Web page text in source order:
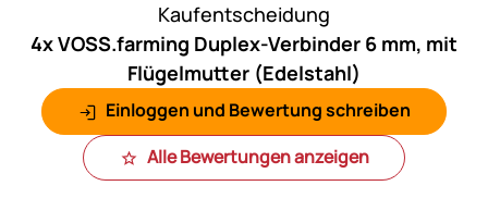
Kaufentscheidung
4x VOSS.farming Duplex-Verbinder 6 mm, mit
Flügelmutter (Edelstahl)
Einloggen und Bewertung schreiben
Alle Bewertungen anzeigen